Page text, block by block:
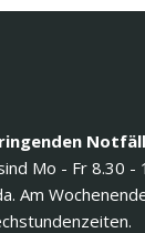
Mo - Fr 8.30 -
Am